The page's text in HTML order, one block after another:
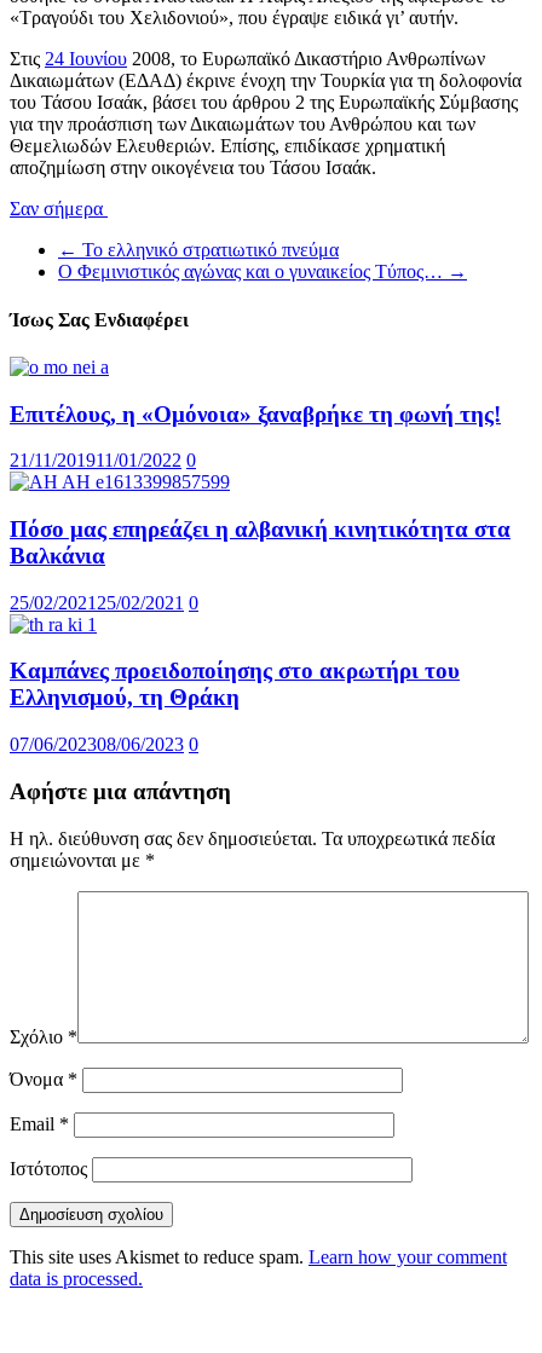
«Τραγούδι του Χελιδονιού», που έγραψε ειδικά γι’ αυτήν.
Στις 24 Ιουνίου 2008, το Ευρωπαϊκό Δικαστήριο Ανθρωπίνων
Δικαιωμάτων (ΕΔΑΔ) έκρινε ένοχη την Τουρκία για τη δολοφονία
του Τάσου Ισαάκ, βάσει του άρθρου 2 της Ευρωπαϊκής Σύμβασης
για την προάσπιση των Δικαιωμάτων του Ανθρώπου και των
Θεμελιωδών Ελευθεριών. Επίσης, επιδίκασε χρηματική
αποζημίωση στην οικογένεια του Τάσου Ισαάκ.
Σαν σήμερα
← Το ελληνικό στρατιωτικό πνεύμα
Ο Φεμινιστικός αγώνας και ο γυναικείος Tύπος… →
Ίσως Σας Ενδιαφέρει
Επιτέλους, η «Ομόνοια» ξαναβρήκε τη φωνή της!
21/11/201911/01/2022 0
Πόσο μας επηρεάζει η αλβανική κινητικότητα στα
Βαλκάνια
25/02/2021 25/02/2021 0
Καμπάνες προειδοποίησης στο ακρωτήρι του
Ελληνισμού, τη Θράκη
07/06/202308/06/2023 0
Αφήστε μια απάντηση
Η ηλ. διεύθυνση σας δεν δημοσιεύεται. Τα υποχρεωτικά πεδία
σημειώνονται με *
Σχόλιο *
Όνομα *
Email *
Ιστότοπος
This site uses Akismet to reduce spam. Learn how your comment
data is processed.